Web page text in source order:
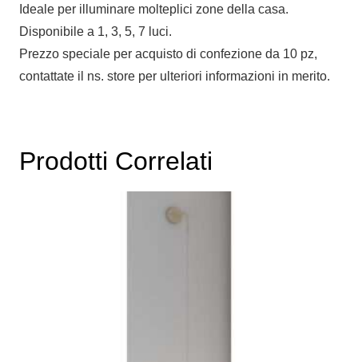
Ideale per illuminare molteplici zone della casa.
Disponibile a 1, 3, 5, 7 luci.
Prezzo speciale per acquisto di confezione da 10 pz,
contattate il ns. store per ulteriori informazioni in merito.
Prodotti Correlati